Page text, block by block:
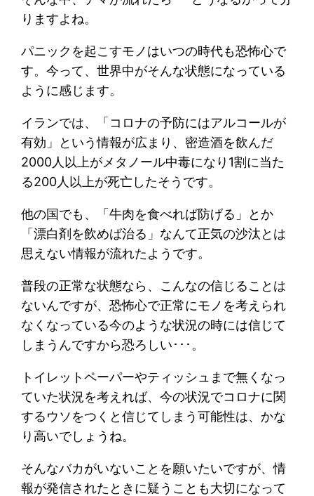
りますよね。
パニックを起こすモノはいつの時代も恐怖心で
す。今って、世界中がそんな状態になっている
ように感じます。
イランでは、「コロナの予防にはアルコールが
有効」という情報が広まり、密造酒を飲んだ
2000人以上がメタノール中毒になり1割に当た
る200人以上が死亡したそうです。
他の国でも、「牛肉を食べれば防げる」とか
「漂白剤を飲めば治る」なんて正気の沙汰とは
思えない情報が流れたようです。
普段の正常な状態なら、こんなの信じることは
ないんですが、恐怖心で正常にモノを考えられ
なくなっている今のような状況の時には信じて
しまうんですから恐ろしい･･･。
トイレットペーパーやティッシュまで無くなっ
ていた状況を考えれば、今の状況でコロナに関
するウソをつくと信じてしまう可能性は、かな
り高いでしょうね。
そんなバカがいないことを願いたいですが、情
報が発信されたときに疑うことも大切になって